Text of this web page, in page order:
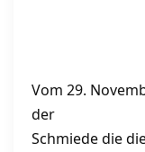
Vom 29.
der
Schmiede die